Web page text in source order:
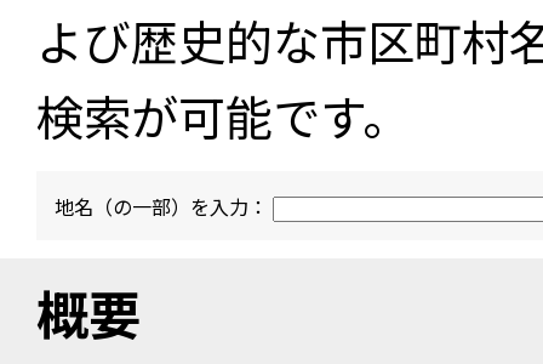
よび歴史的な市区町村
検索が可能です。
地名（の一部）を入力：
概要